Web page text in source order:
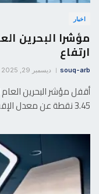
اخبار
مؤشرا البحرين
ارتفاع
souq-arb ديسمبر 29, 2025
3.45 نقطة عن معدل الإقفال السابق وذلك عائد لارتفاع مؤشر…